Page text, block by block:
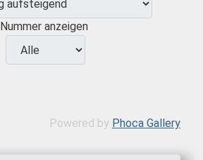
Nummer anzeigen
Powered by Phoca Gallery